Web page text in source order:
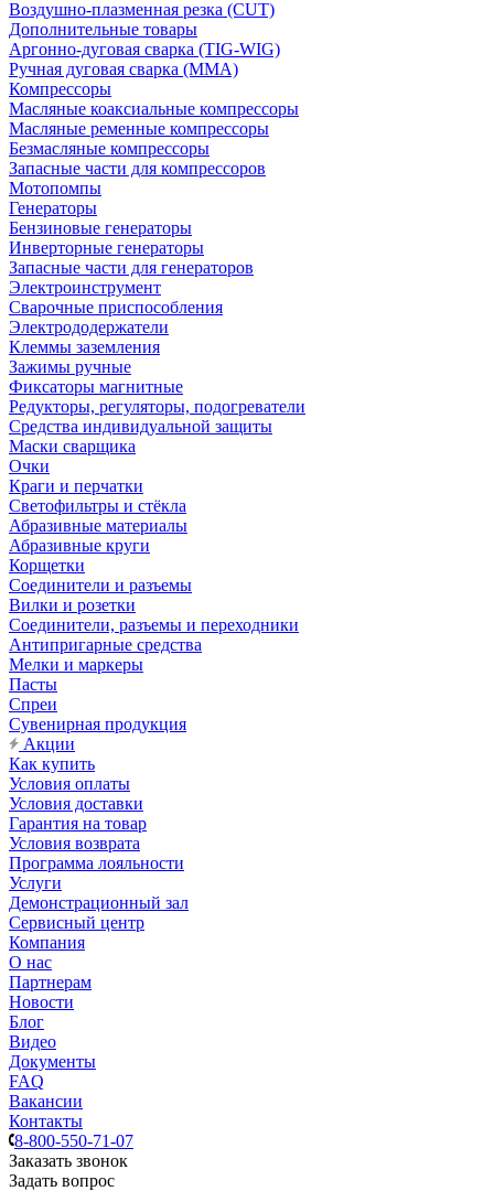
Воздушно-плазменная резка (CUT)
Дополнительные товары
Аргонно-дуговая сварка (TIG-WIG)
Ручная дуговая сварка (MMA)
Компрессоры
Масляные коаксиальные компрессоры
Масляные ременные компрессоры
Безмасляные компрессоры
Запасные части для компрессоров
Мотопомпы
Генераторы
Бензиновые генераторы
Инверторные генераторы
Запасные части для генераторов
Электроинструмент
Сварочные приспособления
Электрододержатели
Клеммы заземления
Зажимы ручные
Фиксаторы магнитные
Редукторы, регуляторы, подогреватели
Средства индивидуальной защиты
Маски сварщика
Очки
Краги и перчатки
Светофильтры и стёкла
Абразивные материалы
Абразивные круги
Корщетки
Соединители и разъемы
Вилки и розетки
Соединители, разъемы и переходники
Антипригарные средства
Мелки и маркеры
Пасты
Спреи
Сувенирная продукция
Акции
Как купить
Условия оплаты
Условия доставки
Гарантия на товар
Условия возврата
Программа лояльности
Услуги
Демонстрационный зал
Сервисный центр
Компания
О нас
Партнерам
Новости
Блог
Видео
Документы
FAQ
Вакансии
Контакты
8-800-550-71-07
Заказать звонок
Задать вопрос